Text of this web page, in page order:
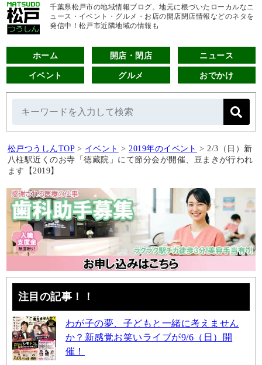
千葉県松戸市の地域情報ブログ。地元に根づいたローカルなニ
ュース・イベント・グルメ・お店の開店閉店情報などのネタを
発信中！松戸市近隣地域の情報も
ホーム 開店・閉店 ニュース
イベント グルメ おでかけ
松戸つうしんTOP > イベント > 2019年のイベント > 2/3（日）新
八柱駅近くのお寺「徳藏院」にて節分会が開催、豆まきが行われ
ます【2019】
注目の記事！！
わが子の夢、子どもと一緒に考えません
か？新感覚お笑いライブが9/6（日）開
催！